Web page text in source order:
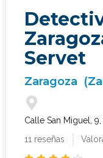
Servet
Zaragoza
Calle San Miguel,
11 reseñas